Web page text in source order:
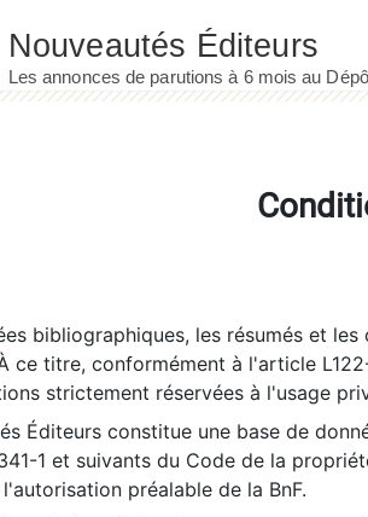
bibliographiques, les résumés et
ce titre, conformément à l'article
strictement réservées à l'usage
Éditeurs constitue une base de
1 et suivants du Code de la
préalable de la BnF.